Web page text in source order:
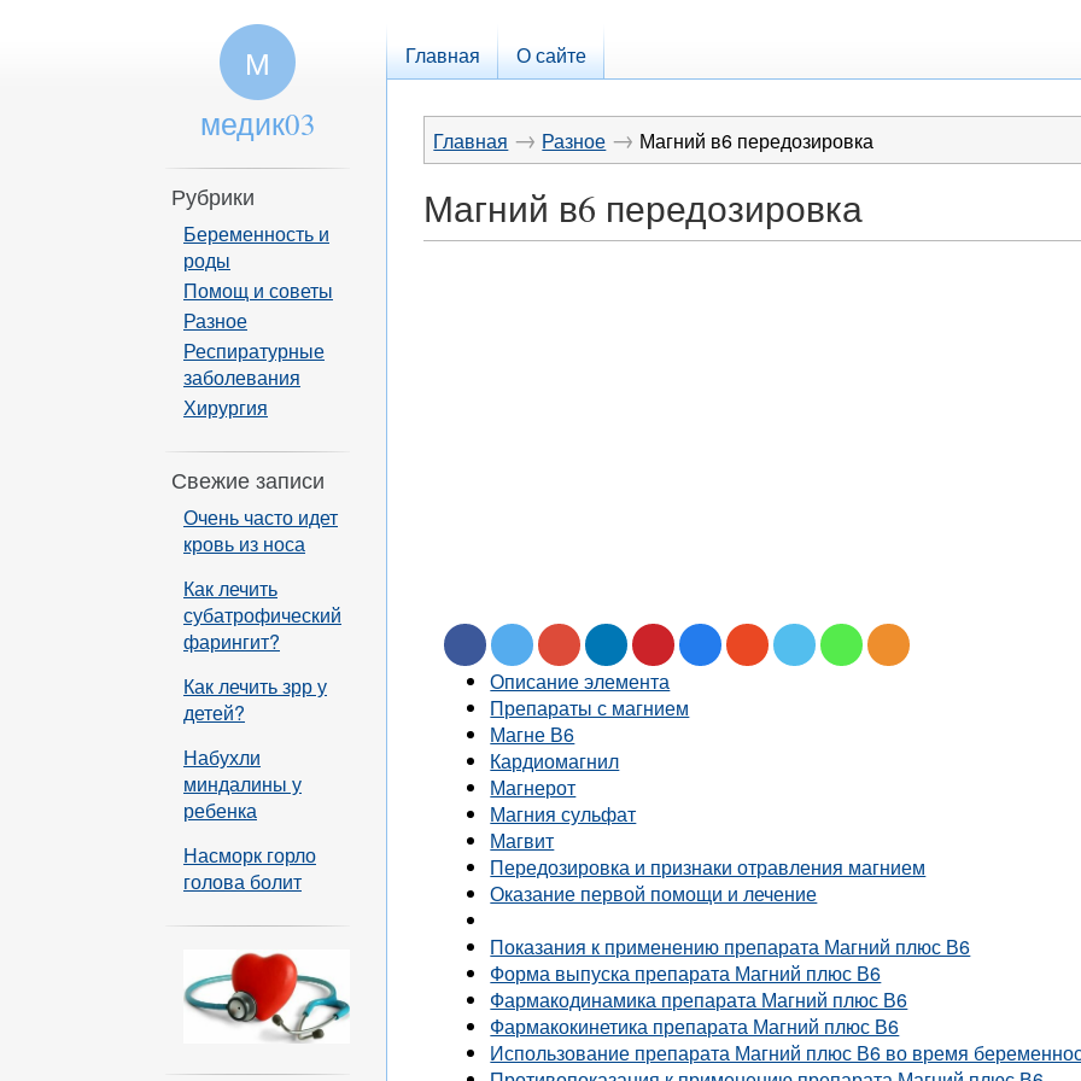
Главная О сайте
Главная → Разное → Магний в6 передозировка
Магний в6 передозировка
Описание элемента
Препараты с магнием
Магне В6
Кардиомагнил
Магнерот
Магния сульфат
Магвит
Передозировка и признаки отравления магнием
Оказание первой помощи и лечение
Показания к применению препарата Магний плюс В6
Форма выпуска препарата Магний плюс В6
Фармакодинамика препарата Магний плюс В6
Фармакокинетика препарата Магний плюс В6
Использование препарата Магний плюс В6 во время
М
медик03
Рубрики
Беременность и
роды
Помощ и советы
Разное
Респиратурные
заболевания
Хирургия
Свежие записи
Очень часто идет
кровь из носа
Как лечить
субатрофический
фарингит?
Как лечить зрр у
детей?
Набухли
миндалины у
ребенка
Насморк горло
голова болит